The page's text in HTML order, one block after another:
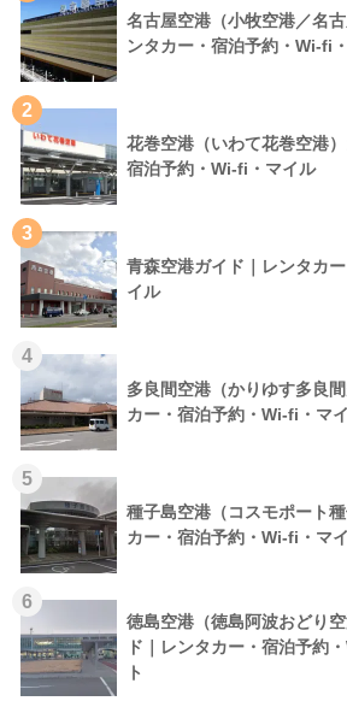
名古屋空港（小牧空港／名
ンタカー・宿泊予約・Wi-fi
2
花巻空港（いわて花巻空港
宿泊予約・Wi-fi・マイル
3
青森空港ガイド｜レンタカ
イル
4
多良間空港（かりゆす多良
カー・宿泊予約・Wi-fi・マ
5
種子島空港（コスモポート
カー・宿泊予約・Wi-fi・マ
6
徳島空港（徳島阿波おどり
ド｜レンタカー・宿泊予約
ト